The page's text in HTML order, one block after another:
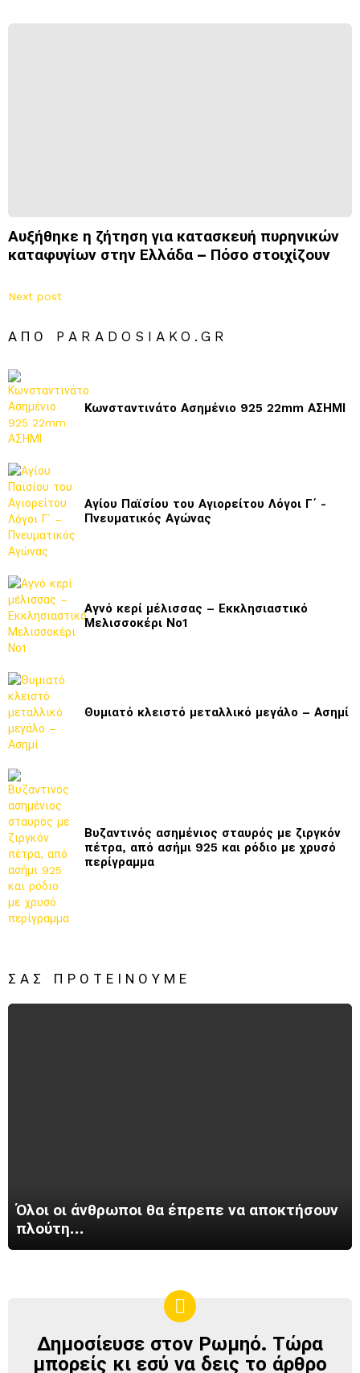
Αυξήθηκε η ζήτηση για κατασκευή πυρηνικών
καταφυγίων στην Ελλάδα – Πόσο στοιχίζουν
Next post
ΑΠΌ PARADOSIAKO.GR
Κωνσταντινάτο Ασημένιο 925 22mm ΑΣΗΜΙ
Αγίου Παϊσίου του Αγιορείτου Λόγοι Γ΄ -
Πνευματικός Αγώνας
Αγνό κερί μέλισσας – Εκκλησιαστικό
Μελισσοκέρι Νο1
Θυμιατό κλειστό μεταλλικό μεγάλο – Ασημί
Βυζαντινός ασημένιος σταυρός με ζιργκόν
πέτρα, από ασήμι 925 και ρόδιο με χρυσό
περίγραμμα
ΣΑΣ ΠΡΟΤΕΊΝΟΥΜΕ
Όλοι οι άνθρωποι θα έπρεπε να αποκτήσουν
πλούτη…
ΔΗΜΟΣΊΕΥΣΕ
ΣΤΟΝ
Δημοσίευσε στον Ρωμηό. Τώρα
μπορείς κι εσύ να δεις το άρθρο